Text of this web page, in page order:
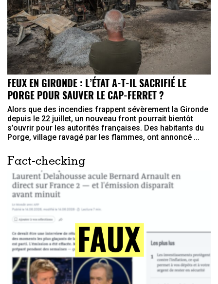
FEUX EN GIRONDE : L’ÉTAT A-T-IL SACRIFIÉ LE
PORGE POUR SAUVER LE CAP-FERRET ?
Alors que des incendies frappent sévèrement la Gironde
depuis le 22 juillet, un nouveau front pourrait bientôt
s’ouvrir pour les autorités françaises. Des habitants du
Porge, village ravagé par les flammes, ont annoncé ...
Fact-checking